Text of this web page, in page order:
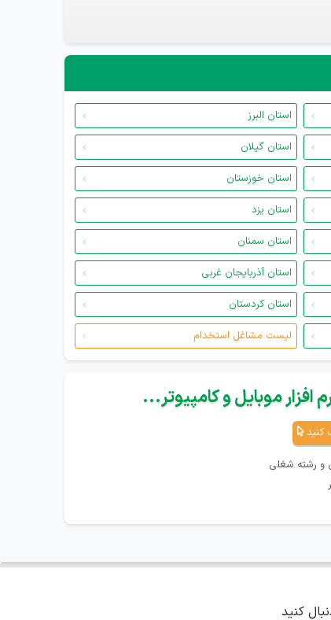
استان البرز
استان گیلان
استان خوزستان
استان یزد
استان سمنان
استان آذربایجان غربی
استان کردستان
لیست مشاغل استخدام
افزار موبایل و کامپیوتر...
کنید
و رشته شغلی
کنید